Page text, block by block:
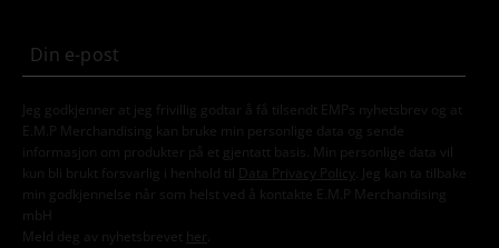
Jeg godkjenner at jeg frivillig godtar å få tilsendt EMPs nyhetsbrev og at
E.M.P Merchandising kan bruke min personlige data og sende
informasjon om produkter på et gjentatt basis. Min personlige data vil
kun bli brukt forsvarlig i henhold til
Data Privacy Policy
. Jeg kan ta tilbake
min godkjennelse når som helst ved å kontakte E.M.P Merchandising
mbH
Meld deg av nyhetsbrevet her